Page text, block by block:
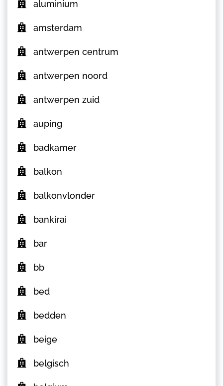
aluminium
amsterdam
antwerpen centrum
antwerpen noord
antwerpen zuid
auping
badkamer
balkon
balkonvlonder
bankirai
bar
bb
bed
bedden
beige
belgisch